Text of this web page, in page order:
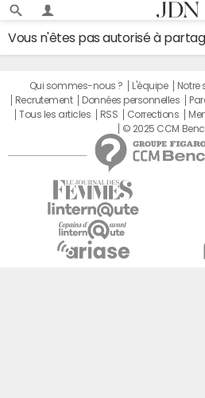
Vous n'êtes pas autorisé à
Qui sommes-nous ? L'équipe Notre
Recrutement
Données personnelles
Tous les articles
RSS Corrections
© 2025 CCM